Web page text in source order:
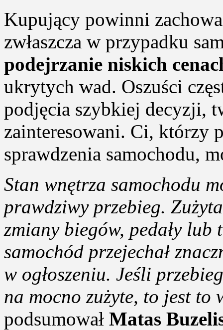
Kupujący powinni
zwłaszcza w przypadku
podejrzanie niskich
ukrytych wad. Oszuści
podjęcia szybkiej decyzji,
zainteresowani. Ci, którzy
sprawdzenia samochodu,
Stan wnętrza samochodu
prawdziwy przebieg.
zmiany biegów, pedały lub
samochód przejechał
w ogłoszeniu. Jeśli
na mocno zużyte, to jest to
podsumował Matas